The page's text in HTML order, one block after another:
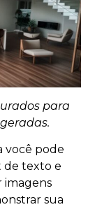
para
você pode
de texto e
imagens
sua